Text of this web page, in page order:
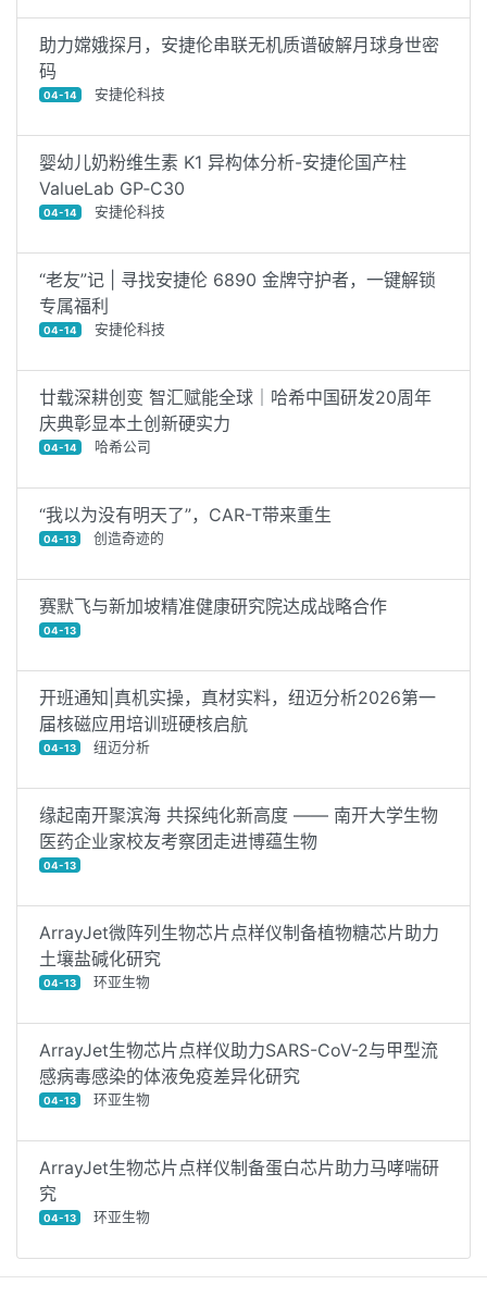
助力嫦娥探月，安捷伦串联无机质谱破解月球身世密
码
04-14 安捷伦科技
婴幼儿奶粉维生素 K1 异构体分析-安捷伦国产柱
ValueLab GP‑C30
04-14 安捷伦科技
“老友”记 | 寻找安捷伦 6890 金牌守护者，一键解锁
专属福利
04-14 安捷伦科技
廿载深耕创变 智汇赋能全球｜哈希中国研发20周年
庆典彰显本土创新硬实力
04-14 哈希公司
“我以为没有明天了”，CAR-T带来重生
04-13 创造奇迹的
赛默飞与新加坡精准健康研究院达成战略合作
04-13
开班通知|真机实操，真材实料，纽迈分析2026第一
届核磁应用培训班硬核启航
04-13 纽迈分析
缘起南开聚滨海 共探纯化新高度 —— 南开大学生物
医药企业家校友考察团走进博蕴生物
04-13
ArrayJet微阵列生物芯片点样仪制备植物糖芯片助力
土壤盐碱化研究
04-13 环亚生物
ArrayJet生物芯片点样仪助力SARS-CoV-2与甲型流
感病毒感染的体液免疫差异化研究
04-13 环亚生物
ArrayJet生物芯片点样仪制备蛋白芯片助力马哮喘研
究
04-13 环亚生物